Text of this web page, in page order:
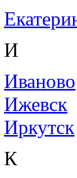
И
Иваново
Ижевск
Иркутск
К